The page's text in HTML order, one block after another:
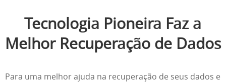
Tecnologia Pioneira Faz a
Melhor Recuperação de Dados
Para uma melhor ajuda na recuperação de seus dados e